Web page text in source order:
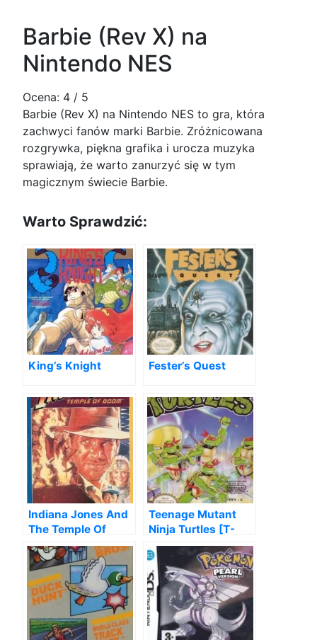
Barbie (Rev X) na
Nintendo NES
Ocena: 4 / 5
Barbie (Rev X) na Nintendo NES to gra, która
zachwyci fanów marki Barbie. Zróżnicowana
rozgrywka, piękna grafika i urocza muzyka
sprawiają, że warto zanurzyć się w tym
magicznym świecie Barbie.
Warto Sprawdzić:
King’s Knight Fester’s Quest
Indiana Jones And
The Temple Of
Doom (Tengen)
Teenage Mutant
Ninja Turtles [T-
Span1.0]